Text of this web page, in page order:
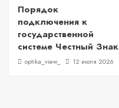
Порядок
подключения к
государственной
системе Честный Знак
optika_view_ 12 июля 2026